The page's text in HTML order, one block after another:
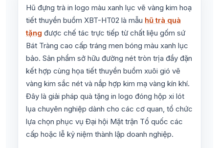
Hũ đựng trà in logo màu xanh lục vẽ vàng kim hoạ
tiết thuyền buồm XBT-HT02 là mẫu hũ trà quà
tặng được chế tác trực tiếp từ chất liệu gốm sứ
Bát Tràng cao cấp tráng men bóng màu xanh lục
bảo. Sản phẩm sở hữu đường nét tròn trịa đầy đặn
kết hợp cùng họa tiết thuyền buồm xuôi gió vẽ
vàng kim sắc nét và nắp hợp kim mạ vàng kín khí.
Đây là giải pháp quà tặng in logo đóng hộp xi lót
lụa chuyên nghiệp dành cho các cơ quan, tổ chức
lựa chọn phục vụ Đại hội Mặt trận Tổ quốc các
cấp hoặc lễ kỷ niệm thành lập doanh nghiệp.